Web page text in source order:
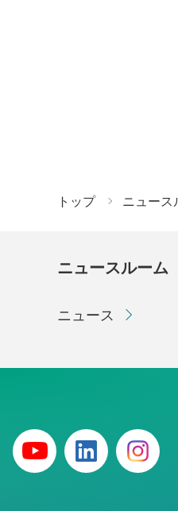
トップ ニュース
ニュースルーム
ニュース